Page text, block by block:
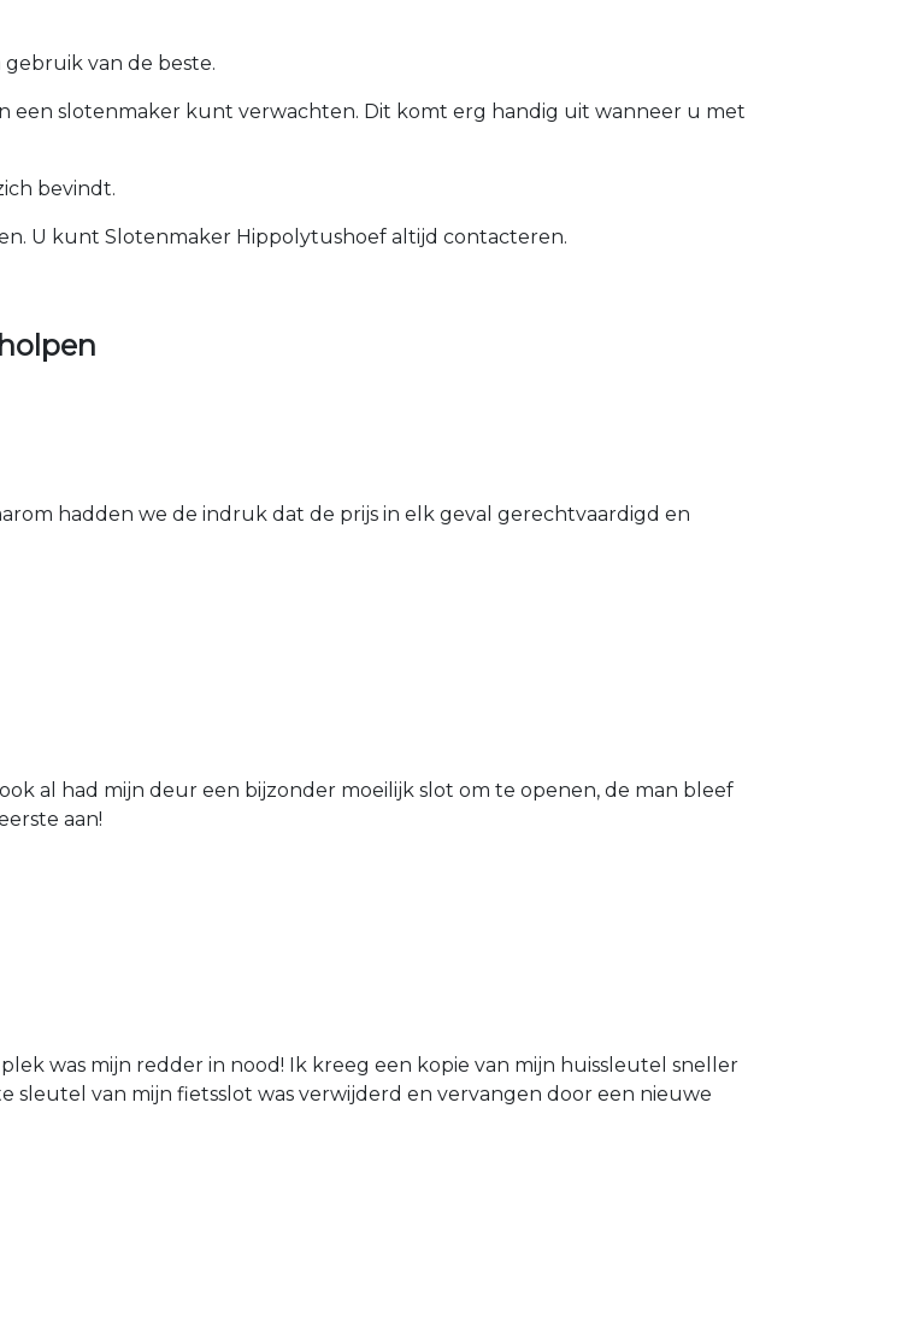
van de beste.
een slotenmaker kunt verwachten. Dit komt erg handig uit wanneer u met
bevindt.
U kunt Slotenmaker Hippolytushoef altijd contacteren.
hadden we de indruk dat de prijs in elk geval gerechtvaardigd en
al had mijn deur een bijzonder moeilijk slot om te openen, de man bleef
aan!
was mijn redder in nood! Ik kreeg een kopie van mijn huissleutel sneller
van mijn fietsslot was verwijderd en vervangen door een nieuwe